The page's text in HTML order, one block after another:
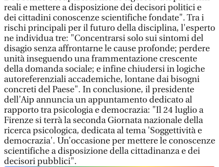
reali e mettere a disposizione dei decisori politici e
dei cittadini conoscenze scientifiche fondate". Tra i
rischi principali per il futuro della disciplina, l'esperto
ne individua tre: "Concentrarsi solo sui sintomi del
disagio senza affrontarne le cause profonde; perdere
unità inseguendo una frammentazione crescente
della domanda sociale; e infine chiudersi in logiche
autoreferenziali accademiche, lontane dai bisogni
concreti del Paese". In conclusione, il presidente
dell’Aip annuncia un appuntamento dedicato al
rapporto tra psicologia e democrazia: "Il 24 luglio a
Firenze si terrà la seconda Giornata nazionale della
ricerca psicologica, dedicata al tema 'Soggettività e
democrazia'. Un’occasione per mettere le conoscenze
scientifiche a disposizione della cittadinanza e dei
decisori pubblici".